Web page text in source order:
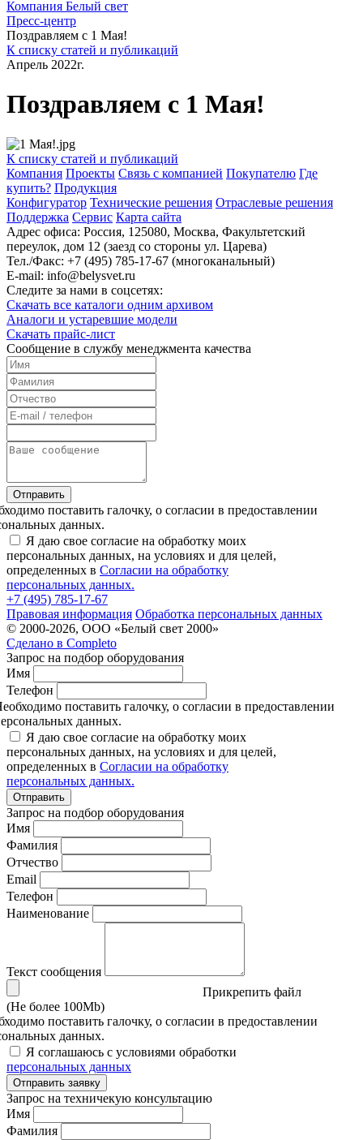
Компания Белый свет
Пресс-центр
Поздравляем с 1 Мая!
К списку статей и публикаций
Апрель 2022г.
Поздравляем с 1 Мая!
К списку статей и публикаций
Компания Проекты Связь с компанией Покупателю Где
купить? Продукция
Конфигуратор Технические решения Отраслевые решения
Поддержка Сервис Карта сайта
Адрес офиса: Россия, 125080, Москва, Факультетский
переулок, дом 12 (заезд со стороны ул. Царева)
Тел./Факс: +7 (495) 785-17-67 (многоканальный)
E-mail: info@belysvet.ru
Следите за нами в соцсетях:
Скачать все каталоги одним архивом
Аналоги и устаревшие модели
Скачать прайс-лист
Cообщение в службу менеджмента качества
Отправить
поставить галочку, о согласии в предоставлении
данных.
Я даю свое согласие на обработку моих
персональных данных, на условиях и для целей,
определенных в Согласии на обработку
персональных данных.
+7 (495) 785-17-67
Правовая информация Обработка персональных данных
© 2000-2026, ООО «Белый свет 2000»
Сделано в Completo
Запрос на подбор оборудования
Имя
Телефон
поставить галочку, о согласии в предоставлении
данных.
Я даю свое согласие на обработку моих
персональных данных, на условиях и для целей,
определенных в Согласии на обработку
персональных данных.
Отправить
Запрос на подбор оборудования
Имя
Фамилия
Отчество
Email
Телефон
Наименование
Текст сообщения
Прикрепить файл
(Не более 100Mb)
поставить галочку, о согласии в предоставлении
данных.
Я соглашаюсь с условиями обработки
персональных данных
Отправить заявку
Запрос на техничекую консультацию
Имя
Фамилия